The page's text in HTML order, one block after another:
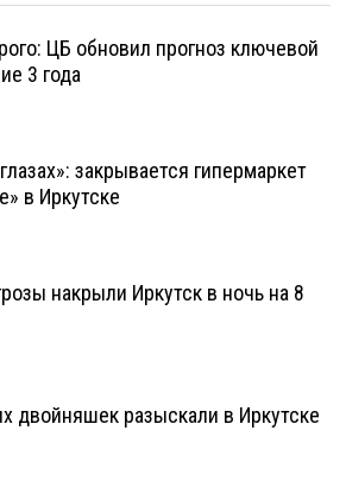
ЦБ обновил прогноз ключевой
3 года
закрывается гипермаркет
в Иркутске
накрыли Иркутск в ночь на 8
двойняшек разыскали в Иркутске